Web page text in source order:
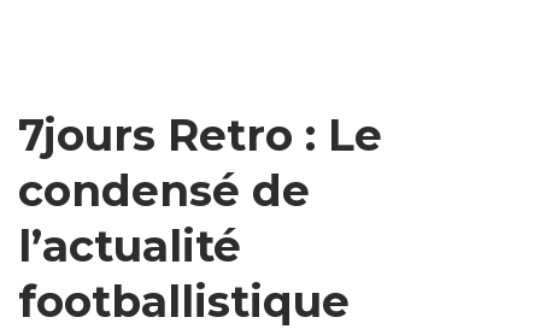
7jours Retro : Le
condensé de
l’actualité
footballistique